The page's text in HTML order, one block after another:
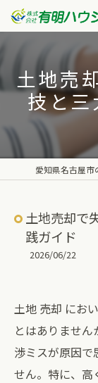
土地売
技と
土地売却で
践ガイド
2026/06/22
土地 売却 にお
とはありませ
渉ミスが原因で
せん。特に、高